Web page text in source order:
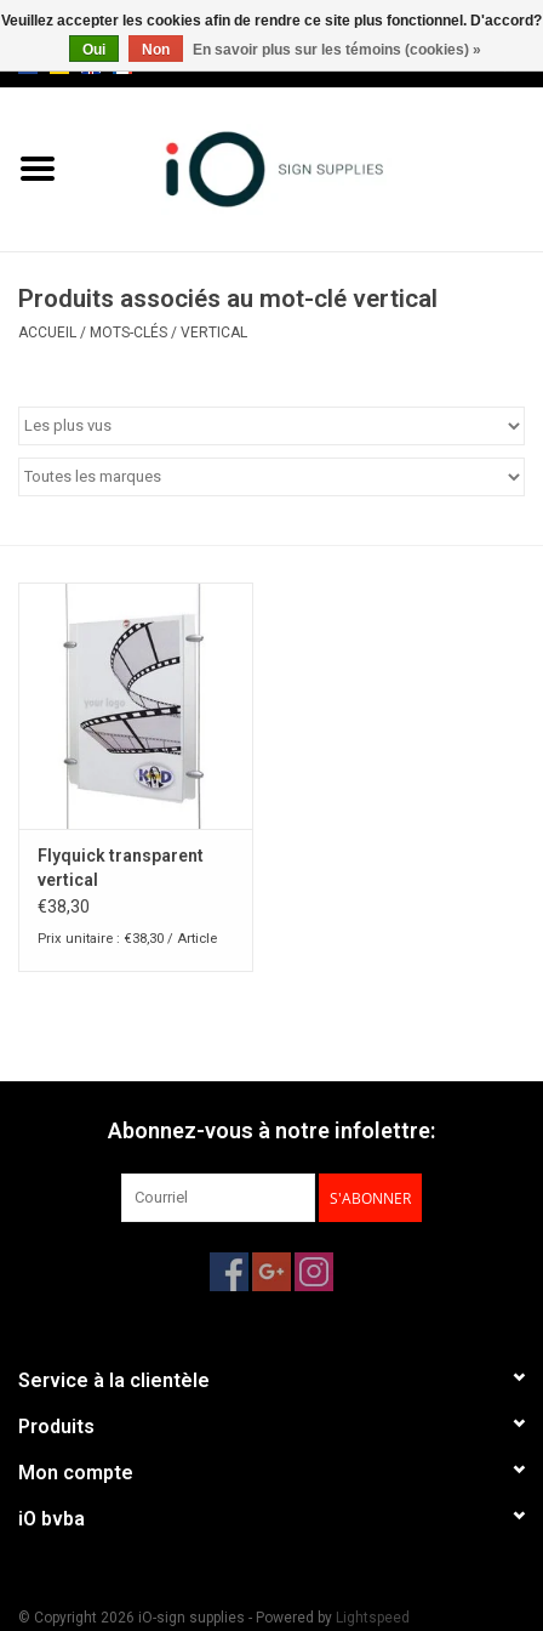
Marques
Appelez-nous au +32 3 353 67
Produits associés au mot-clé vertical
ACCUEIL / MOTS-CLÉS / VERTICAL
Flyquick transparent
vertical
€38,30
Prix unitaire : €38,30 / Article
Abonnez-vous à notre infolettre:
S'ABONNER
Service à la clientèle
Produits
Mon compte
iO bvba
© Copyright 2026 iO-sign supplies - Powered by Lightspeed
Veuillez accepter les cookies afin de rendre ce site plus fonctionnel. D'accord?
Oui
Non En savoir plus sur les témoins (cookies) »